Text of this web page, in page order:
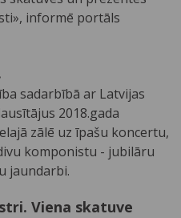
informē portāls
sadarbībā ar Latvijas
2018.gada
zālē uz īpašu koncertu,
komponistu - jubilāru
jaundarbi.
Viena skatuve